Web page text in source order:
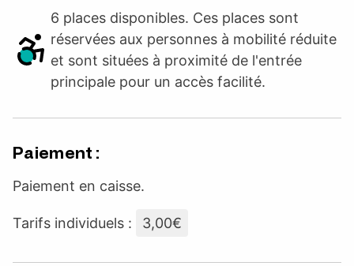
6 places disponibles. Ces places sont
réservées aux personnes à mobilité réduite
et sont situées à proximité de l'entrée
principale pour un accès facilité.
Paiement :
Paiement en caisse.
Tarifs individuels : 3,00€